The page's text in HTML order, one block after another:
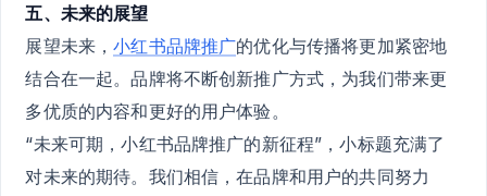
五、未来的展望
展望未来，小红书品牌推广的优化与传播将更加紧密地
结合在一起。品牌将不断创新推广方式，为我们带来更
多优质的内容和更好的用户体验。
“未来可期，小红书品牌推广的新征程”，小标题充满了
对未来的期待。我们相信，在品牌和用户的共同努力